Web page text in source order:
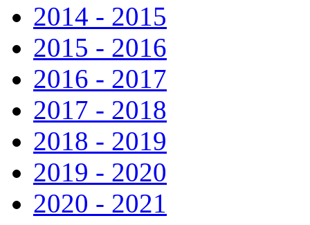
2014 - 2015
2015 - 2016
2016 - 2017
2017 - 2018
2018 - 2019
2019 - 2020
2020 - 2021